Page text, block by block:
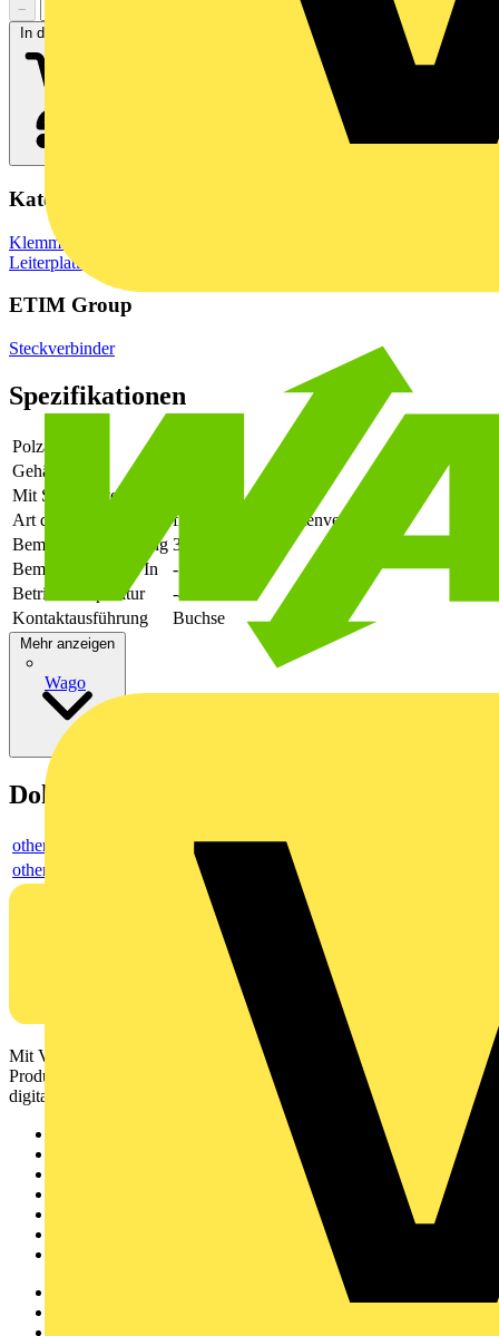
Wago
−
In den Warenkorb
Kategorien
Klemmen, Steckverbinder & Verbindungselemente
Leiterplattensteckverbinder
ETIM Group
Steckverbinder
Spezifikationen
Polzahl
Gehäusefarbe
Mit Schutzleiter
Art der Verbindung
flexibler Leiterplattenverbinder
Bemessungsspannung 320
Bemessungsstrom In
-
Betriebstemperatur
-40 - 105
Kontaktausführung
Buchse
Mehr anzeigen
Dokumente
others
others
Mit Voltimum erhalten Elektrofachkräfte Zugang zu Branchennews,
Produktinformationen, Schulungen und Tools – alles auf einer
digitalen Plattform und Community.